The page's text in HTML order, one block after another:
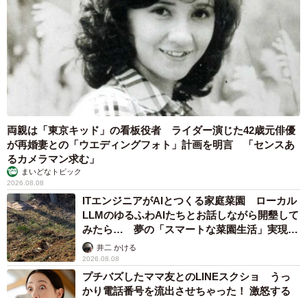
両親は「東京キッド」の看板役者 ライダー演じた42歳元俳優
が再婚妻との「ウエディングフォト」計画を明言 「センスあ
るカメラマン求む」
まいどなトピック
2026.08.08
ITエンジニアがAIとつくる家庭菜園 ローカル
LLMのゆるふわAIたちとお話しながら開墾して
みたら… 夢の「スマートな菜園生活」実現な
るか井二 かける
2026.08.08
プチバズしたママ友とのLINEスクショ うっ
かり電話番号を流出させちゃった！ 激怒する